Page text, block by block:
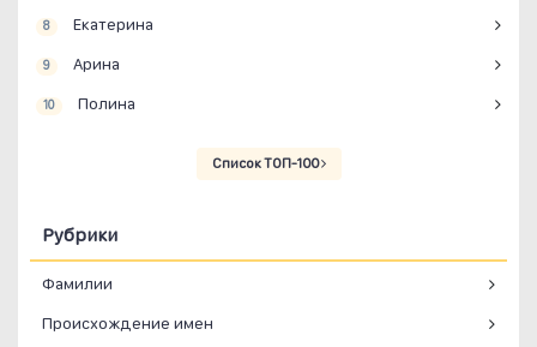
8 Екатерина
9 Арина
10 Полина
Список ТОП-100
Рубрики
Фамилии
Происхождение имен